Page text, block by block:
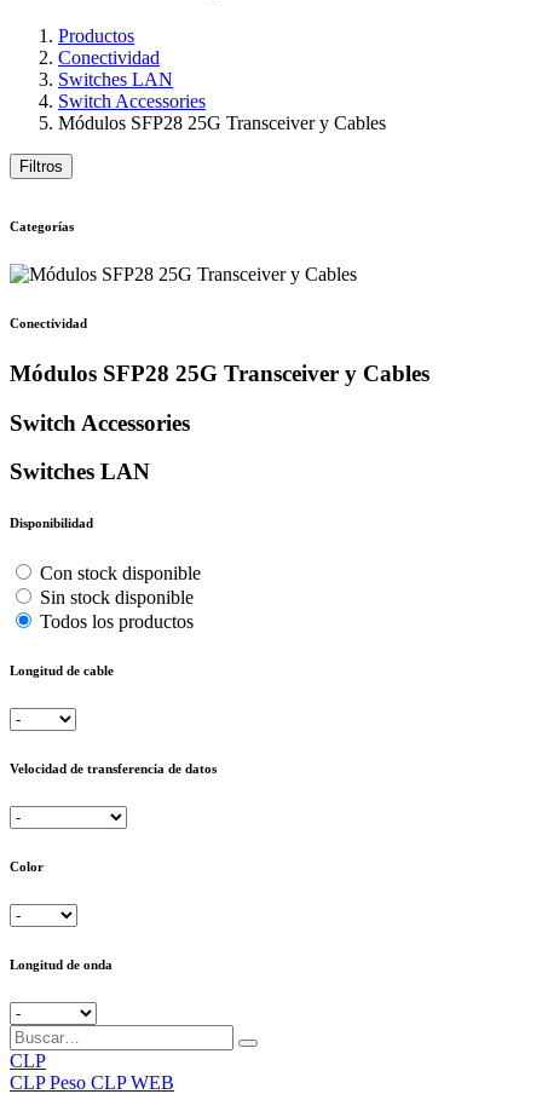
Productos
Conectividad
Switches LAN
Switch Accessories
Módulos SFP28 25G Transceiver y Cables
Filtros
Categorías
Conectividad
Módulos SFP28 25G Transceiver y Cables
Switch Accessories
Switches LAN
Disponibilidad
Con stock disponible
Sin stock disponible
Todos los productos
Longitud de cable
Velocidad de transferencia de datos
Color
Longitud de onda
CLP
CLP Peso CLP WEB